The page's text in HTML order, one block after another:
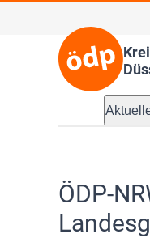
ÖDP-